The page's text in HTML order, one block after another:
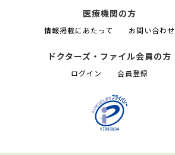
医療機関の方
情報掲載にあたって お問い合わせ
ドクターズ・ファイル会員の方
ログイン 会員登録